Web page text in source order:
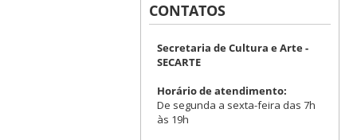
CONTATOS
Secretaria de Cultura e Arte -
SECARTE
Horário de atendimento:
De segunda a sexta-feira das 7h
às 19h